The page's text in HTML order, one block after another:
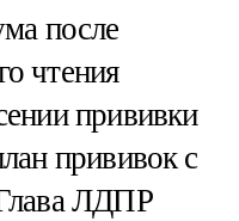
после
чтения
прививки
прививок с
ЛДПР